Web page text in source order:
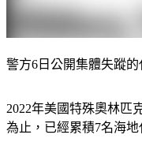
警方6日公開集體失蹤的
2022年美國特殊奧林匹
為止，已經累積7名海